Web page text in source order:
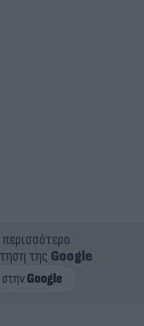
περισσότερο
της Google